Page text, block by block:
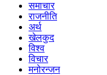
समाचार
राजनीति
अर्थ
खेलकुद
विश्व
विचार
मनोरन्जन